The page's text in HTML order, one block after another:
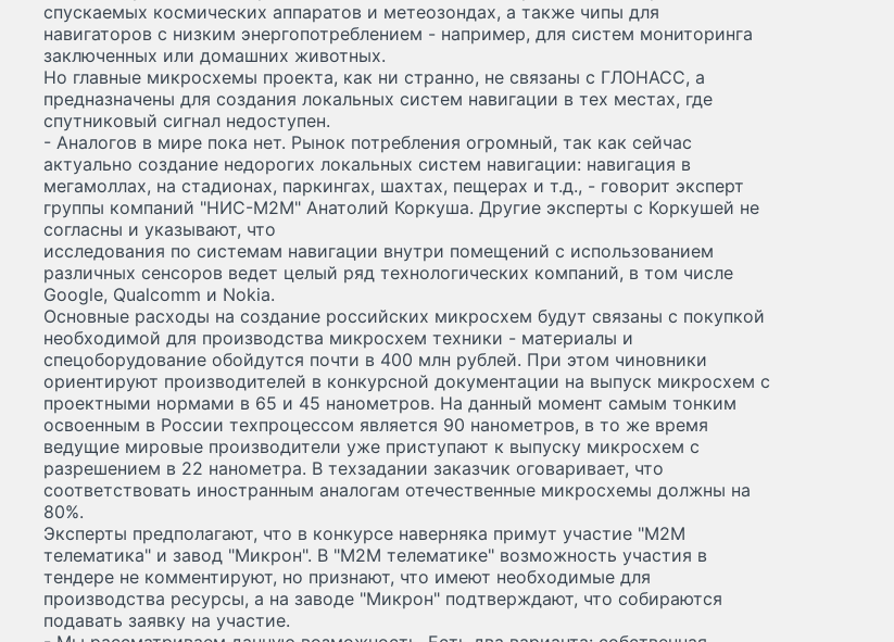
спускаемых космических аппаратов и метеозондах, а также чипы для
навигаторов с низким энергопотреблением - например, для систем мониторинга
заключенных или домашних животных.
Но главные микросхемы проекта, как ни странно, не связаны с ГЛОНАСС, а
предназначены для создания локальных систем навигации в тех местах, где
спутниковый сигнал недоступен.
- Аналогов в мире пока нет. Рынок потребления огромный, так как сейчас
актуально создание недорогих локальных систем навигации: навигация в
мегамоллах, на стадионах, паркингах, шахтах, пещерах и т.д., - говорит эксперт
группы компаний "НИС-М2М" Анатолий Коркуша. Другие эксперты с Коркушей не
согласны и указывают, что
исследования по системам навигации внутри помещений с использованием
различных сенсоров ведет целый ряд технологических компаний, в том числе
Google, Qualcomm и Nokia.
Основные расходы на создание российских микросхем будут связаны с покупкой
необходимой для производства микросхем техники - материалы и
спецоборудование обойдутся почти в 400 млн рублей. При этом чиновники
ориентируют производителей в конкурсной документации на выпуск микросхем с
проектными нормами в 65 и 45 нанометров. На данный момент самым тонким
освоенным в России техпроцессом является 90 нанометров, в то же время
ведущие мировые производители уже приступают к выпуску микросхем с
разрешением в 22 нанометра. В техзадании заказчик оговаривает, что
соответствовать иностранным аналогам отечественные микросхемы должны на
80%.
Эксперты предполагают, что в конкурсе наверняка примут участие "М2М
телематика" и завод "Микрон". В "М2М телематике" возможность участия в
тендере не комментируют, но признают, что имеют необходимые для
производства ресурсы, а на заводе "Микрон" подтверждают, что собираются
подавать заявку на участие.